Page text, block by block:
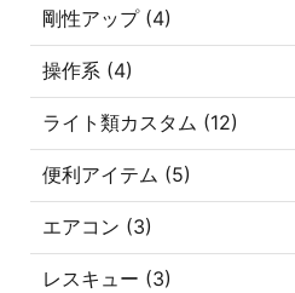
剛性アップ (4)
操作系 (4)
ライト類カスタム (12)
便利アイテム (5)
エアコン (3)
レスキュー (3)